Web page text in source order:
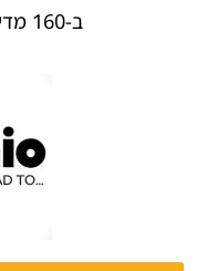
ב-160 מדינות מסביב לעולם